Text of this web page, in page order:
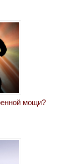
мощи?